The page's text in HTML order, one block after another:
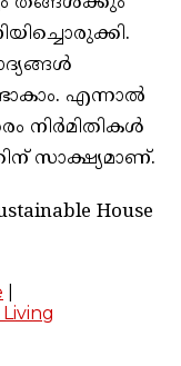
എന്നാൽ
നിർമിതികൾ
സാക്ഷ്യമാണ്.
House